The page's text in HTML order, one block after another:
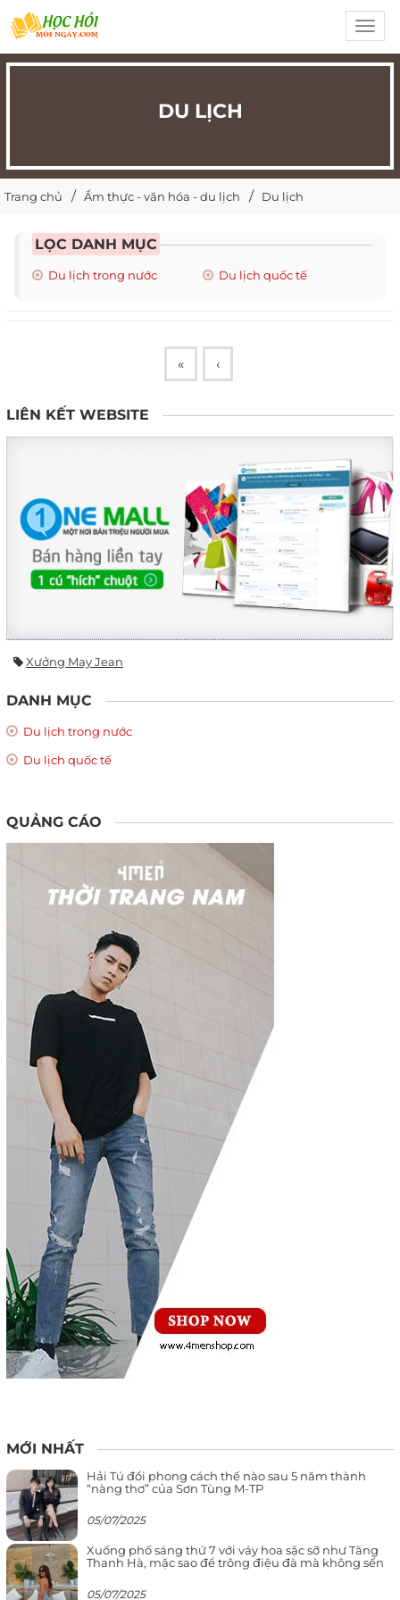
DU LỊCH
Trang chủ Ẩm thực - văn hóa - du lịch Du lịch
LỌC DANH MỤC
Du lịch trong nước Du lịch quốc tế
« ‹
LIÊN KẾT WEBSITE
Xưởng May Jean
DANH MỤC
Du lịch trong nước
Du lịch quốc tế
QUẢNG CÁO
MỚI NHẤT
Hải Tú đổi phong cách thế nào sau 5 năm thành
“nàng thơ” của Sơn Tùng M-TP
05/07/2025
Xuống phố sáng thứ 7 với váy hoa sặc sỡ như Tăng
Thanh Hà, mặc sao để trông điệu đà mà không sến
05/07/2025